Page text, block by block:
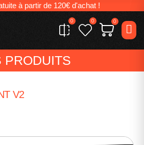
à partir de 120€ d'achat !
0 0 0
PRODUITS
V2